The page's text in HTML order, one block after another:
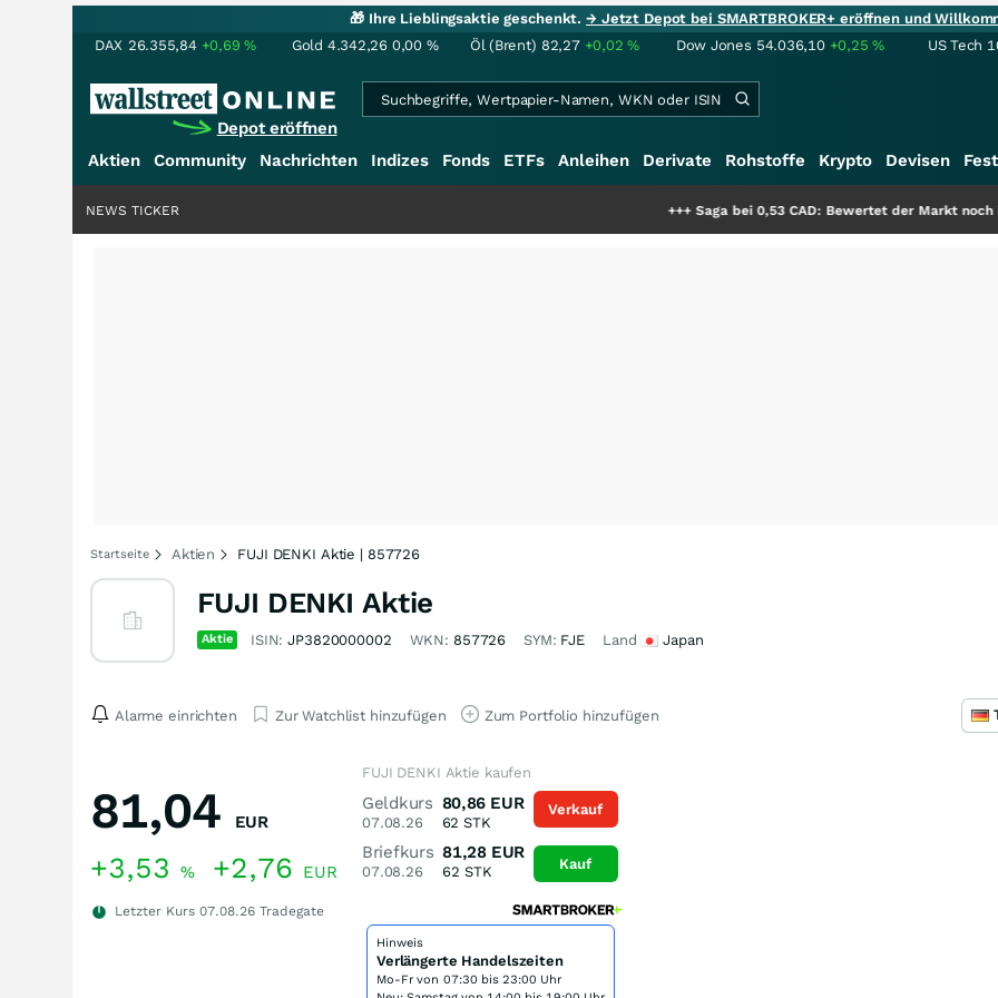
🎁 Ihre Lieblingsaktie geschenkt.→ Jetzt Depot bei SMARTBROKER+ eröffnen und
DAX 26.355,84 +0,69% Gold 4.342,26 0,00 % Öl (Brent) 82,27 +0,02% Dow Jones 54.036,10 +0,25% US Tech
Depot eröffnen
Aktien Community Nachrichten Indizes Fonds ETFs Anleihen Derivate Rohstoffe Krypto Devisen
Saga bei 0,53 CAD: Bewertet der Markt noch immer nur
NEWS TICKER
Startseite Aktien FUJI DENKI Aktie | 857726
FUJI DENKI Aktie
Aktie ISIN:JP3820000002 WKN: 857726 SYM: FJE Land Japan
Alarme einrichten Zur Watchlist hinzufügen Zum Portfolio hinzufügen
81,04 EUR
+3,53 % +2,76 EUR
Letzter Kurs 07.08.26 Tradegate
FUJI DENKI Aktie kaufen
Geldkurs
07.08.26
80,86 EUR
62 STK
Briefkurs
07.08.26
81,28 EUR
62 STK
Verkauf
Kauf
Hinweis
Verlängerte Handelszeiten
Mo-Fr von 07:30 bis 23:00 Uhr